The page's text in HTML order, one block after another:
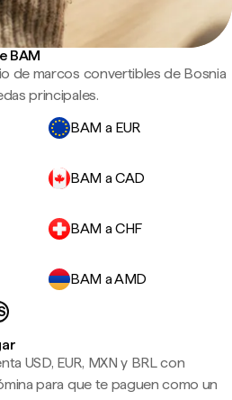
BAM
de marcos convertibles de Bosnia
principales.
BAM a EUR
BAM a CAD
BAM a CHF
BAM a AMD
USD, EUR, MXN y BRL con
para que te paguen como un